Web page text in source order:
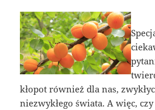
kłopot również dla nas,
niezwykłego świata. A więc,